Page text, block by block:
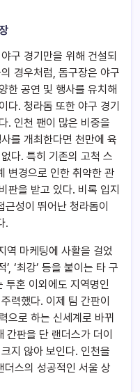
구 경기만을 위해 건설되
경우처럼, 돔구장은 야구
한 공연 및 행사를 유치해
다. 청라돔 또한 야구 경기
. 인천 팬이 많은 비중을
를 개최한다면 천만에 육
다. 특히 기존의 고척 스
변경으로 인한 취약한 관
판을 받고 있다. 비록 입지
성이 뛰어난 청라돔이
.
역 마케팅에 사활을 걸었
‘최강’ 등을 붙이는 타 구
투혼 이외에도 지역명인
력했다. 이제 팀 간판이
으로 하는 신세계로 바뀌
간판을 단 랜더스가 더이
지 않아 보인다. 인천을
스의 성공적인 서울 상